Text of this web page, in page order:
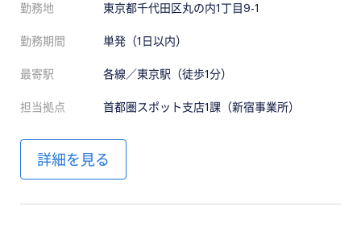
勤務地 東京都千代田区丸の内1丁目9-1
勤務期間 単発（1日以内）
最寄駅 各線／東京駅（徒歩1分）
担当拠点 首都圏スポット支店1課（新宿事業所）
詳細を見る